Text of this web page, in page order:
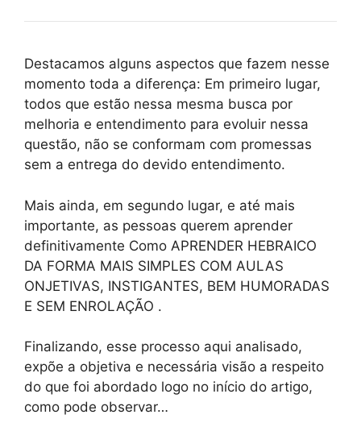
Destacamos alguns aspectos que fazem nesse
momento toda a diferença: Em primeiro lugar,
todos que estão nessa mesma busca por
melhoria e entendimento para evoluir nessa
questão, não se conformam com promessas
sem a entrega do devido entendimento.
Mais ainda, em segundo lugar, e até mais
importante, as pessoas querem aprender
definitivamente Como APRENDER HEBRAICO
DA FORMA MAIS SIMPLES COM AULAS
ONJETIVAS, INSTIGANTES, BEM HUMORADAS
E SEM ENROLAÇÃO .
Finalizando, esse processo aqui analisado,
expõe a objetiva e necessária visão a respeito
do que foi abordado logo no início do artigo,
como pode observar…